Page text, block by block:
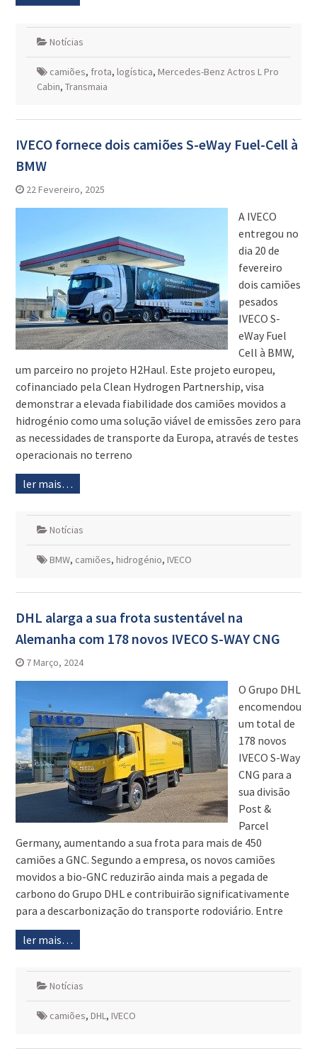
Notícias
camiões, frota, logística, Mercedes-Benz Actros L Pro
Cabin, Transmaia
IVECO fornece dois camiões S-eWay Fuel-Cell à
BMW
22 Fevereiro, 2025
A IVECO
entregou no
dia 20 de
fevereiro
dois camiões
pesados
IVECO S-
eWay Fuel
Cell à BMW,
um parceiro no projeto H2Haul. Este projeto europeu,
cofinanciado pela Clean Hydrogen Partnership, visa
demonstrar a elevada fiabilidade dos camiões movidos a
hidrogénio como uma solução viável de emissões zero para
as necessidades de transporte da Europa, através de testes
operacionais no terreno
ler mais…
Notícias
BMW, camiões, hidrogénio, IVECO
DHL alarga a sua frota sustentável na
Alemanha com 178 novos IVECO S-WAY CNG
7 Março, 2024
O Grupo DHL
encomendou
um total de
178 novos
IVECO S-Way
CNG para a
sua divisão
Post &
Parcel
Germany, aumentando a sua frota para mais de 450
camiões a GNC. Segundo a empresa, os novos camiões
movidos a bio-GNC reduzirão ainda mais a pegada de
carbono do Grupo DHL e contribuirão significativamente
para a descarbonização do transporte rodoviário. Entre
ler mais…
Notícias
camiões, DHL, IVECO